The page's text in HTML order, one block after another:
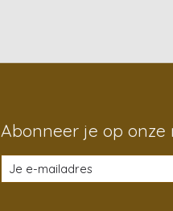
Abonneer je op onze